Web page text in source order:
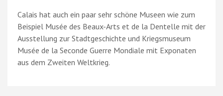
Calais hat auch ein paar sehr schöne Museen wie zum
Beispiel Musée des Beaux-Arts et de la Dentelle mit der
Ausstellung zur Stadtgeschichte und Kriegsmuseum
Musée de la Seconde Guerre Mondiale mit Exponaten
aus dem Zweiten Weltkrieg.